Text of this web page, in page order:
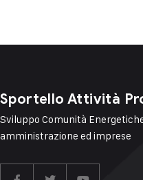
Sportello Attività
Sviluppo Comunità
amministrazione ed imprese